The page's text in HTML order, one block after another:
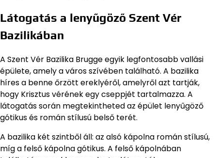
Látogatás a lenyűgöző Szent Vér
Bazilikában
A Szent Vér Bazilika Brugge egyik legfontosabb vallási
épülete, amely a város szívében található. A bazilika
híres a benne őrzött ereklyéről, amelyről azt tartják,
hogy Krisztus vérének egy cseppjét tartalmazza. A
látogatás során megtekintheted az épület lenyűgöző
gótikus és román stílusú belső terét.
A bazilika két szintből áll: az alsó kápolna román stílusú,
míg a felső kápolna gótikus. A felső kápolnában